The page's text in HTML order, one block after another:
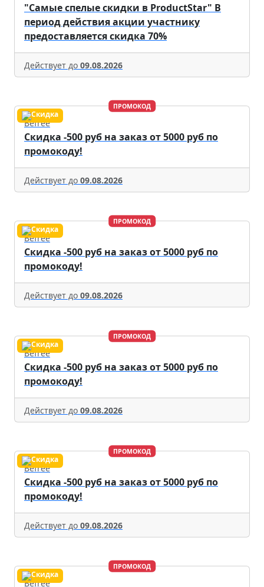
"Самые спелые скидки в ProductStar" В
период действия акции участнику
предоставляется скидка 70%
Действует до 09.08.2026
ПРОМОКОД
Befree
Скидка -500 руб на заказ от 5000 руб по
промокоду!
Действует до 09.08.2026
ПРОМОКОД
Befree
Скидка -500 руб на заказ от 5000 руб по
промокоду!
Действует до 09.08.2026
ПРОМОКОД
Befree
Скидка -500 руб на заказ от 5000 руб по
промокоду!
Действует до 09.08.2026
ПРОМОКОД
Befree
Скидка -500 руб на заказ от 5000 руб по
промокоду!
Действует до 09.08.2026
ПРОМОКОД
Befree